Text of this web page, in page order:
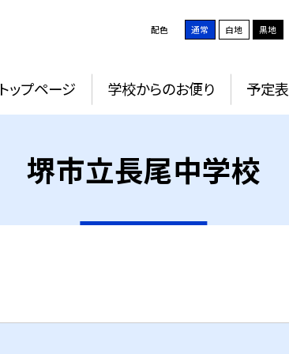
配色 通常 白地 黒地
トップページ 学校からのお便り 予定表
堺市立長尾中学校